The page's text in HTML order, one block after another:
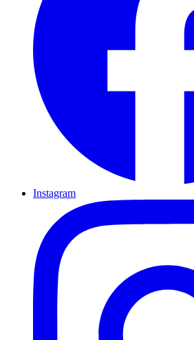
Instagram